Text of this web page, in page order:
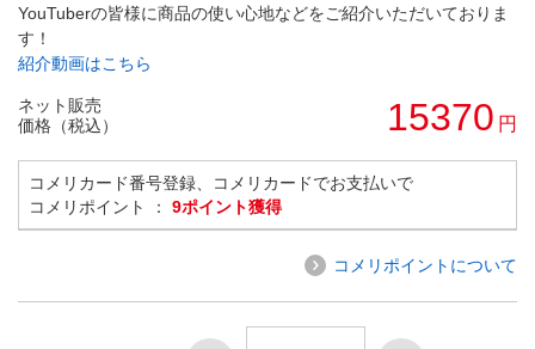
YouTuberの皆様に商品の使い心地などをご紹介いただいておりま
す！
紹介動画はこちら
ネット販売
価格（税込）
15370 円
コメリカード番号登録、コメリカードでお支払いで
コメリポイント ： 9ポイント獲得
コメリポイントについて